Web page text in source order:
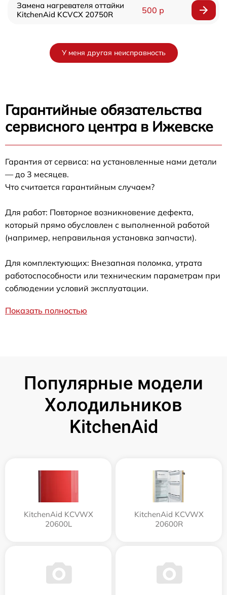
Замена нагревателя оттайки
KitchenAid KCVCX 20750R
500 р
У меня другая неисправность
Гарантийные обязательства
сервисного центра в Ижевске
Гарантия от сервиса: на установленные нами детали
— до 3 месяцев.
Что считается гарантийным случаем?
Для работ: Повторное возникновение дефекта,
который прямо обусловлен с выполненной работой
(например, неправильная установка запчасти).
Для комплектующих: Внезапная поломка, утрата
работоспособности или техническим параметрам при
соблюдении условий эксплуатации.
Показать полностью
Популярные модели
Холодильников
KitchenAid
KitchenAid KCVWX
20600L
KitchenAid KCVWX
20600R